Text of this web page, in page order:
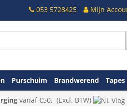
053 5728425 Mijn
Purschuim Brandwerend
vanaf€50,- (Excl. BTW)